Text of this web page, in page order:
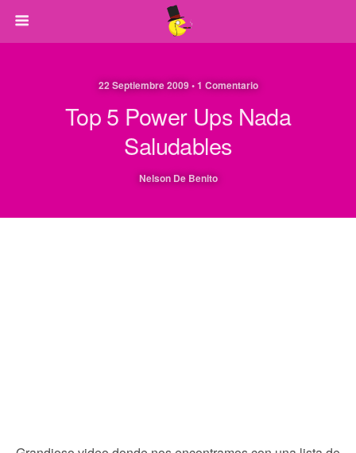
22 Septiembre 2009 • 1 Comentario
Top 5 Power Ups Nada
Saludables
Nelson De Benito